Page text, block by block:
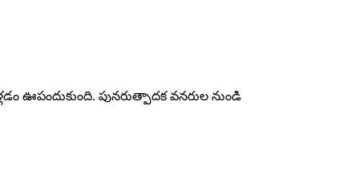
ఊపందుకుంది. పునరుత్పాదక వనరుల నుండి